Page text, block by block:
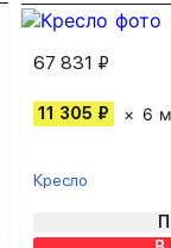
67 831 ₽
11 305 ₽ 6
Кресло